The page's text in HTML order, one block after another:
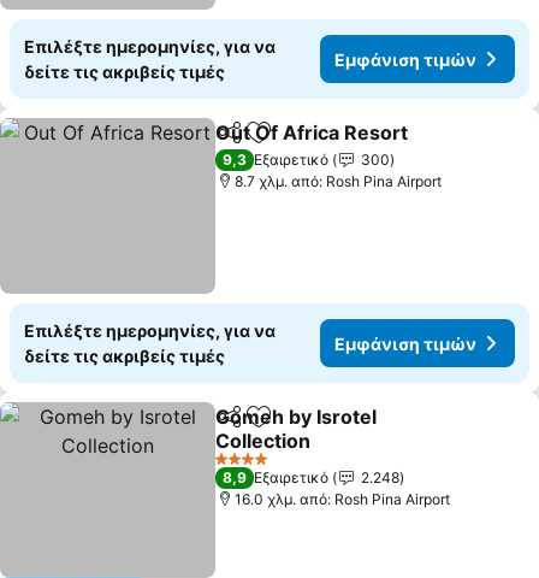
Επιλέξτε ημερομηνίες, για να
δείτε τις ακριβείς τιμές
Εμφάνιση τιμών
Κοινοποίηση
Προσθήκη στα αγαπημένα
Out Of Africa Resort
9,3 Εξαιρετικό
300
8.7 χλμ. από: Rosh Pina Airport
Επιλέξτε ημερομηνίες, για να
δείτε τις ακριβείς τιμές
Εμφάνιση τιμών
Κοινοποίηση
Προσθήκη στα αγαπημένα
Gomeh by Isrotel
Collection
Εμφάνιση τιμών
4 Αστέρια
8,9 Εξαιρετικό
2.248
16.0 χλμ. από: Rosh Pina Airport